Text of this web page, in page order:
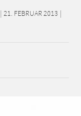
| 21. FEBRUAR 2013 |